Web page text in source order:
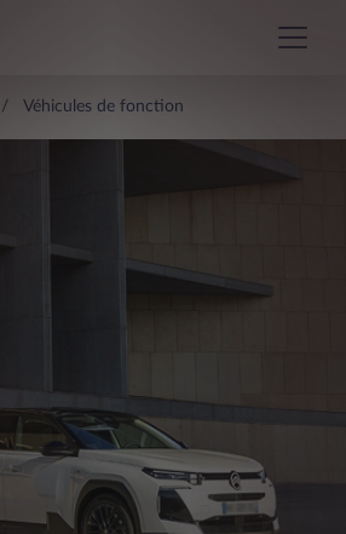
Véhicules de fonction